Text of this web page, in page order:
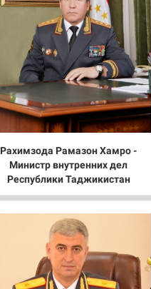
Рахимзода Рамазон Хамро -
Министр внутренних дел
Республики Таджикистан